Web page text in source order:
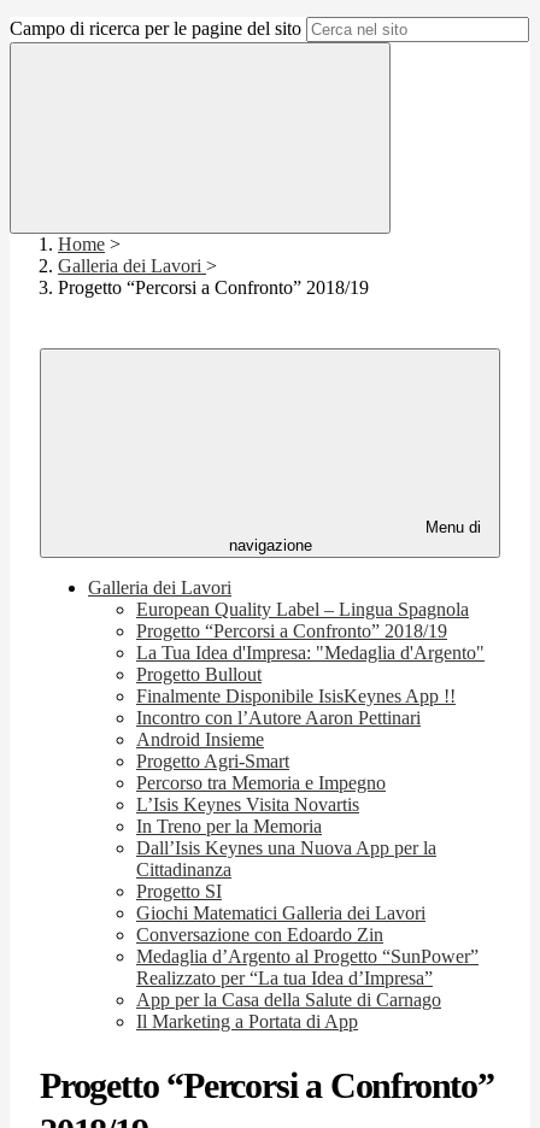
Campo di ricerca per le pagine del sito
Home >
Galleria dei Lavori >
Progetto “Percorsi a Confronto” 2018/19
Menu di
navigazione
Galleria dei Lavori
European Quality Label – Lingua Spagnola
Progetto “Percorsi a Confronto” 2018/19
La Tua Idea d'Impresa: "Medaglia d'Argento"
Progetto Bullout
Finalmente Disponibile IsisKeynes App !!
Incontro con l’Autore Aaron Pettinari
Android Insieme
Progetto Agri-Smart
Percorso tra Memoria e Impegno
L’Isis Keynes Visita Novartis
In Treno per la Memoria
Dall’Isis Keynes una Nuova App per la
Cittadinanza
Progetto SI
Giochi Matematici Galleria dei Lavori
Conversazione con Edoardo Zin
Medaglia d’Argento al Progetto “SunPower”
Realizzato per “La tua Idea d’Impresa”
App per la Casa della Salute di Carnago
Il Marketing a Portata di App
Progetto “Percorsi a Confronto”